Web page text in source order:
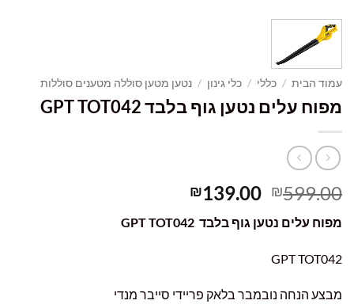
עמוד הבית / כללי / כלי גינון / נטען מטען סוללה מטענים סוללות
מפוח עלים נטען גוף בלבד GPT TOT042
₪599.00
המחיר
המקורי
היה:
₪599.00.
₪ 139.00 המחיר
הוא:
מפוח עלים נטען גוף בלבד GPT TOT042
GPT TOT042
מבצע הנחה נובמבר בלאק פריידי סייבר מנדי